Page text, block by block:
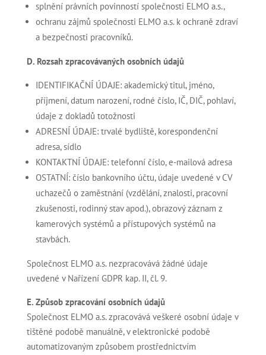
splnění právních povinností společnosti ELMO a.s.,
ochranu zájmů společnosti ELMO a.s. k ochraně zdraví
a bezpečnosti pracovníků.
D. Rozsah zpracovávaných osobních údajů
IDENTIFIKAČNÍ ÚDAJE: akademický titul, jméno,
příjmení, datum narození, rodné číslo, IČ, DIČ, pohlaví,
údaje z dokladů totožnosti
ADRESNÍ ÚDAJE: trvalé bydliště, korespondenční
adresa, sídlo
KONTAKTNÍ ÚDAJE: telefonní číslo, e-mailová adresa
OSTATNÍ: číslo bankovního účtu, údaje uvedené v CV
uchazečů o zaměstnání (vzdělání, znalosti, pracovní
zkušenosti, rodinný stav apod.), obrazový záznam z
kamerových systémů a přístupových systémů na
stavbách.
Společnost ELMO a.s. nezpracovává žádné údaje
uvedené v Nařízení GDPR kap. II, čl. 9.
E. Způsob zpracování osobních údajů
Společnost ELMO a.s. zpracovává veškeré osobní údaje v
tištěné podobě manuálně, v elektronické podobě
automatizovaným způsobem prostřednictvím